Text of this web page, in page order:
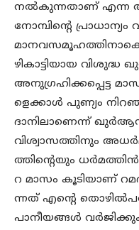
നൽകുന്നതാണ് എന്ന
നോമ്പിന്റെ പ്രാധാന്യം
ഴികാട്ടിയായ
അനുഗ്രഹിക്കപ്പെട്ട
ളെക്കാൾ പുണ്യം
ദാനിലാണെന്ന്
വിശ്വാസത്തിനും
ത്തിന്റെയും
റ മാസം കൂടിയാണ്
ന്നത് എന്റെ
പാനീയങ്ങൾ